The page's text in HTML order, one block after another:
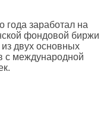
года заработал на
фондовой биржи
двух основных
с международной